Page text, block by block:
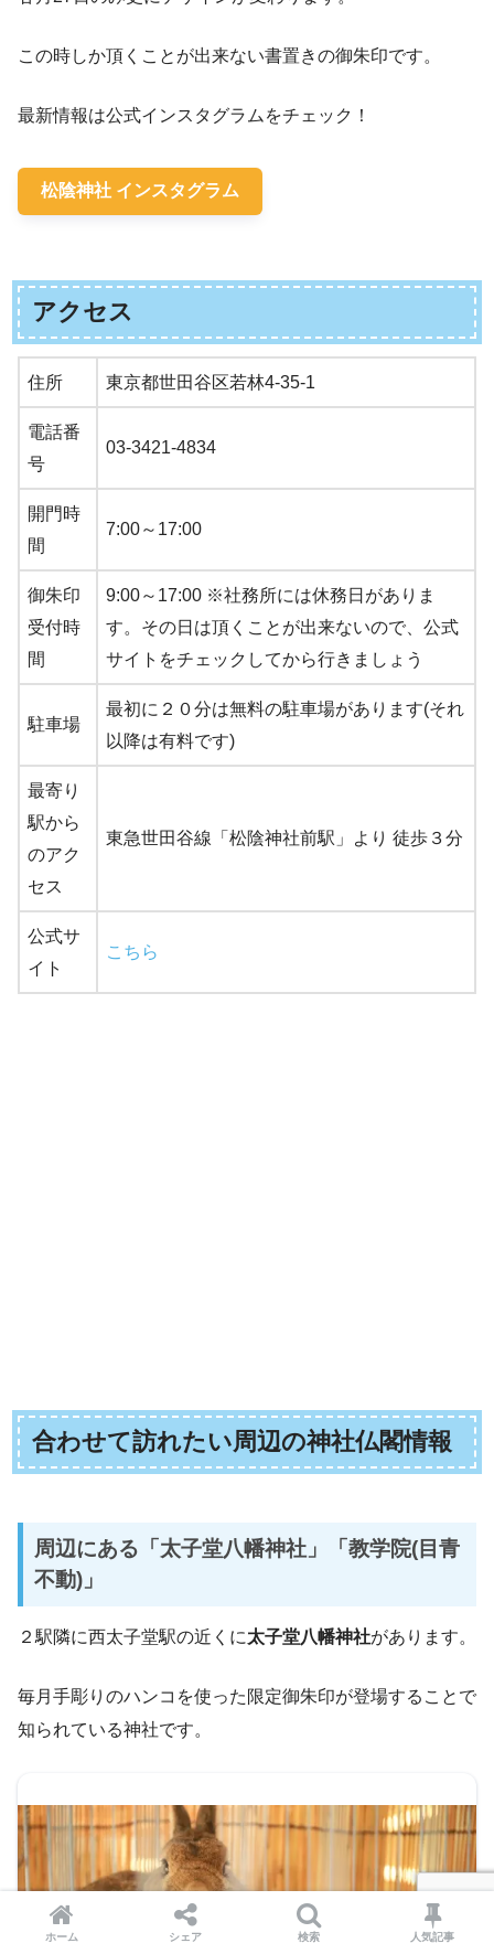
この時しか頂くことが出来ない書置きの御朱印です。
最新情報は公式インスタグラムをチェック！
松陰神社 インスタグラム
アクセス
住所 東京都世田谷区若林4-35-1
電話番
号
03-3421-4834
開門時
間
7:00～17:00
御朱印
受付時
間
9:00～17:00 ※社務所には休務日がありま
す。その日は頂くことが出来ないので、公式
サイトをチェックしてから行きましょう
駐車場
最初に２０分は無料の駐車場があります(それ
以降は有料です)
最寄り
駅から
のアク
セス
東急世田谷線「松陰神社前駅」より 徒歩３分
公式サ
イト
こちら
合わせて訪れたい周辺の神社仏閣情報
周辺にある「太子堂八幡神社」「教学院(目青
不動)」
２駅隣に西太子堂駅の近くに太子堂八幡神社があります。
毎月手彫りのハンコを使った限定御朱印が登場することで
知られている神社です。
ホーム シェア 検索 人気記事